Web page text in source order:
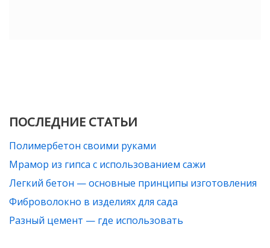
ПОСЛЕДНИЕ СТАТЬИ
Полимербетон своими руками
Мрамор из гипса с использованием сажи
Легкий бетон — основные принципы изготовления
Фиброволокно в изделиях для сада
Разный цемент — где использовать